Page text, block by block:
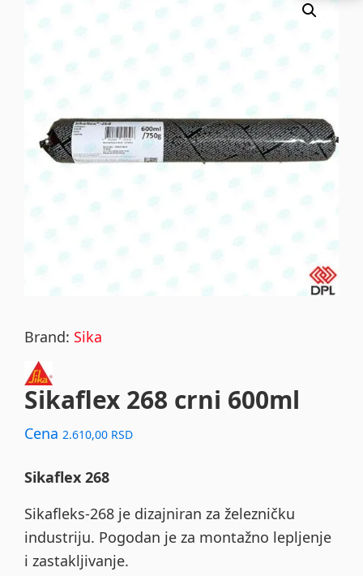
Brand: Sika
Sikaflex 268 crni 600ml
Cena 2.610,00 RSD
Sikaflex 268
Sikafleks-268 je dizajniran za železničku
industriju. Pogodan je za montažno lepljenje
i zastakljivanje.